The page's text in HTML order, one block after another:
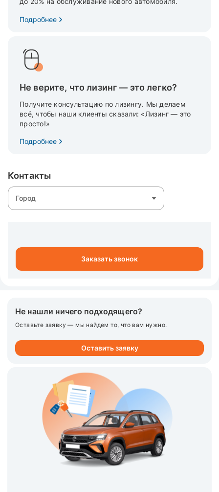
Подробнее
Не верите, что лизинг — это легко?
Получите консультацию по лизингу. Мы делаем
всё, чтобы наши клиенты сказали: «Лизинг — это
просто!»
Подробнее
Контакты
Город
Заказать звонок
Не нашли ничего подходящего?
Оставьте заявку — мы найдем то, что вам нужно.
Оставить заявку